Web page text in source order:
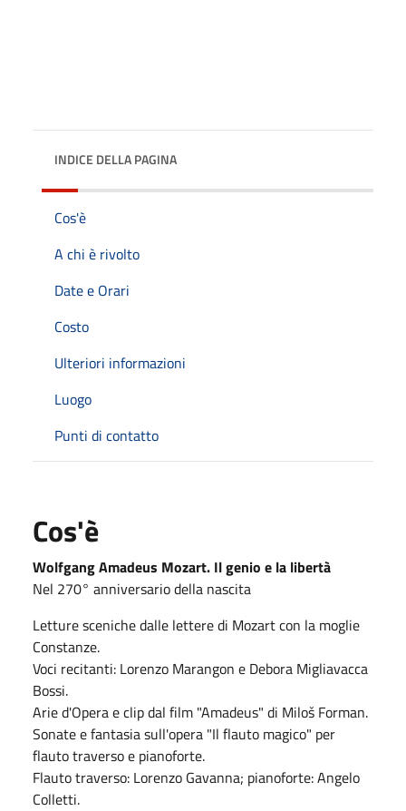
INDICE DELLA PAGINA
Cos'è
A chi è rivolto
Date e Orari
Costo
Ulteriori informazioni
Luogo
Punti di contatto
Cos'è
Wolfgang Amadeus Mozart. Il genio e la libertà
Nel 270° anniversario della nascita
Letture sceniche dalle lettere di Mozart con la moglie
Constanze.
Voci recitanti: Lorenzo Marangon e Debora Migliavacca
Bossi.
Arie d'Opera e clip dal film "Amadeus" di Miloš Forman.
Sonate e fantasia sull'opera "Il flauto magico" per
flauto traverso e pianoforte.
Flauto traverso: Lorenzo Gavanna; pianoforte: Angelo
Colletti.